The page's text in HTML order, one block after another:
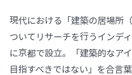
現代における「建築の居場
ついてリサーチを行うインデ
に京都で設立。「建築的なア
目指すべきではない」を合言